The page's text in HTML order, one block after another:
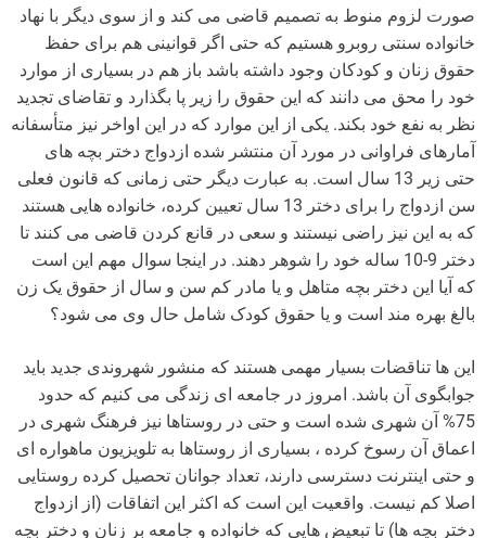
صورت لزوم منوط به تصمیم قاضی می کند و از سوی دیگر با نهاد
خانواده سنتی روبرو هستیم که حتی اگر قوانینی هم برای حفظ
حقوق زنان و کودکان وجود داشته باشد باز هم در بسیاری از موارد
خود را محق می دانند که این حقوق را زیر پا بگذارد و تقاضای تجدید
نظر به نفع خود بکند. یکی از این موارد که در این اواخر نیز متأسفانه
آمارهای فراوانی در مورد آن منتشر شده ازدواج دختر بچه های
حتی زیر 13 سال است. به عبارت دیگر حتی زمانی که قانون فعلی
سن ازدواج را برای دختر 13 سال تعیین کرده، خانواده هایی هستند
که به این نیز راضی نیستند و سعی در قانع کردن قاضی می کنند تا
دختر 9-10 ساله خود را شوهر دهند. در اینجا سوال مهم این است
که آیا این دختر بچه متاهل و یا مادر کم سن و سال از حقوق یک زن
بالغ بهره مند است و یا حقوق کودک شامل حال وی می شود؟
این ها تناقضات بسیار مهمی هستند که منشور شهروندی جدید باید
جوابگوی آن باشد. امروز در جامعه ای زندگی می کنیم که حدود
75% آن شهری شده است و حتی در روستاها نیز فرهنگ شهری در
اعماق آن رسوخ کرده ، بسیاری از روستاها به تلویزیون ماهواره ای
و حتی اینترنت دسترسی دارند، تعداد جوانان تحصیل کرده روستایی
اصلا کم نیست. واقعیت این است که اکثر این اتفاقات (از ازدواج
دختر بچه ها) تا تبعیض هایی که خانواده و جامعه بر زنان و دختر بچه